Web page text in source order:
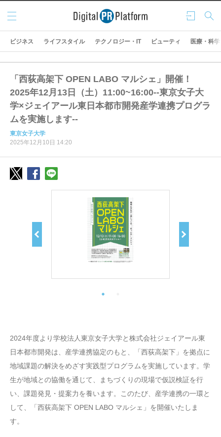
ログ
イン
検索
メニ
ュー
ビジネス ライフスタイル テクノロジー・IT ビューティ 医療・科学
「西荻高架下 OPEN LABO マルシェ」開催！
2025年12月13日（土）11:00~16:00--東京女子大
学×ジェイアール東日本都市開発産学連携プログラ
ムを実施します--
東京女子大学
2025年12月10日 14:20
2024年度より学校法人東京女子大学と株式会社ジェイアール東
日本都市開発は、産学連携協定のもと、「西荻高架下」を拠点に
地域課題の解決をめざす実践型プログラムを実施しています。学
生が地域との協働を通じて、まちづくりの現場で仮説検証を行
い、課題発見・提案力を養います。このたび、産学連携の一環と
して、「西荻高架下 OPEN LABO マルシェ」を開催いたしま
す。